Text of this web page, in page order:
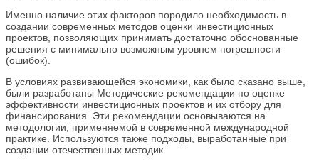
Именно наличие этих факторов породило необходимость в
создании современных методов оценки инвестиционных
проектов, позволяющих принимать достаточно обоснованные
решения с минимально возможным уровнем погрешности
(ошибок).
В условиях развивающейся экономики, как было сказано выше,
были разработаны Методические рекомендации по оценке
эффективности инвестиционных проектов и их отбору для
финансирования. Эти рекомендации основываются на
методологии, применяемой в современной международной
практике. Используются также подходы, выработанные при
создании отечественных методик.